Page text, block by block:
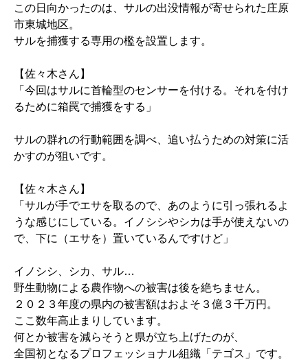
この日向かったのは、サルの出没情報が寄せられた庄原
市東城地区。
サルを捕獲する専用の檻を設置します。
【佐々木さん】
「今回はサルに首輪型のセンサーを付ける。それを付け
るために箱罠で捕獲をする」
サルの群れの行動範囲を調べ、追い払うための対策に活
かすのが狙いです。
【佐々木さん】
「サルが手でエサを取るので、あのように引っ張れるよ
うな感じにしている。イノシシやシカは手が使えないの
で、下に（エサを）置いているんですけど」
イノシシ、シカ、サル…
野生動物による農作物への被害は後を絶ちません。
２０２３年度の県内の被害額はおよそ３億３千万円。
ここ数年高止まりしています。
何とか被害を減らそうと県が立ち上げたのが、
全国初となるプロフェッショナル組織「テゴス」です。